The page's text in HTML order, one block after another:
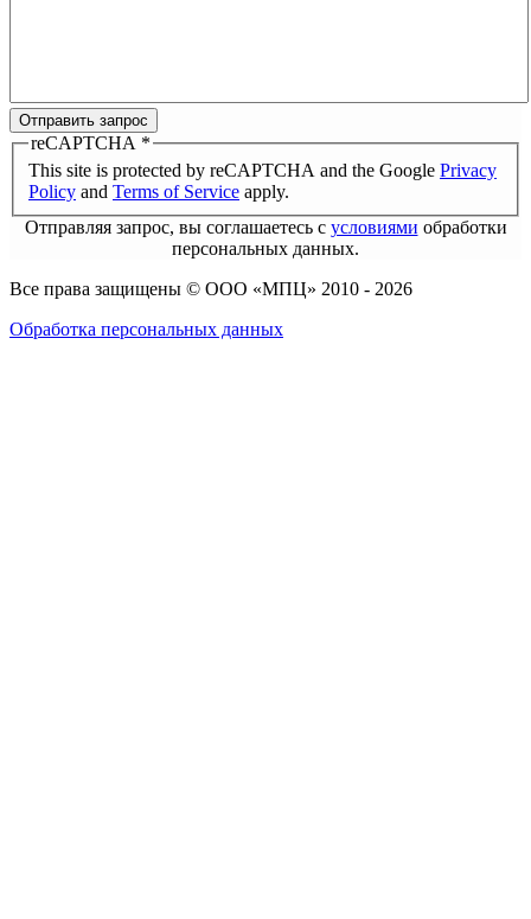
Отправить запрос
reCAPTCHA *
This site is protected by reCAPTCHA and the Google Privacy
Policy and Terms of Service apply.
Отправляя запрос, вы соглашаетесь с условиями обработки
персональных данных.
Все права защищены © ООО «МПЦ» 2010 - 2026
Обработка персональных данных